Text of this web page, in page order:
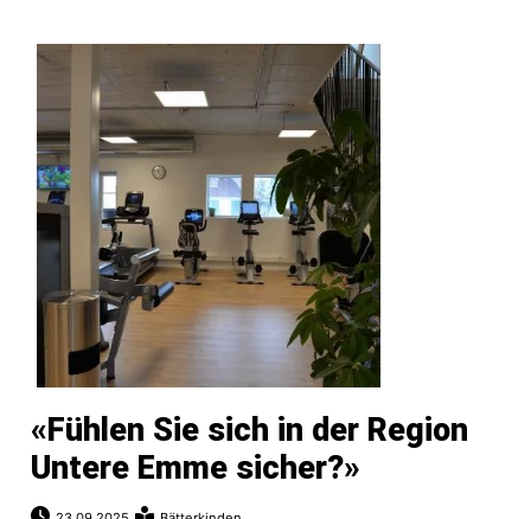
«Fühlen Sie sich in der Region
Untere Emme sicher?»